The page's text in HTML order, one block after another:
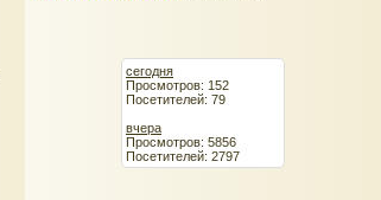
сегодня
Просмотров: 152
Посетителей: 79
вчера
Просмотров: 5856
Посетителей: 2797